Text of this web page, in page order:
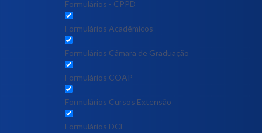
Formulários - CPPD
Formulários Acadêmicos
Formulários Câmara de Graduação
Formulários COAP
Formulários Cursos Extensão
Formulários DCF